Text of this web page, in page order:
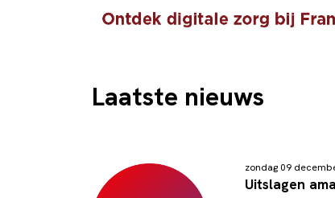
Laatste nieuws
zondag 09
Uitslagen